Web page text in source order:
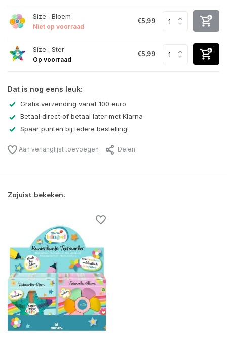
Size : Bloem
Niet op voorraad
€5,99
Size : Ster
Op voorraad
€5,99
Dat is nog eens leuk:
Gratis verzending vanaf 100 euro
Betaal direct of betaal later met Klarna
Spaar punten bij iedere bestelling!
Aan verlanglijst toevoegen Delen
Zojuist bekeken: